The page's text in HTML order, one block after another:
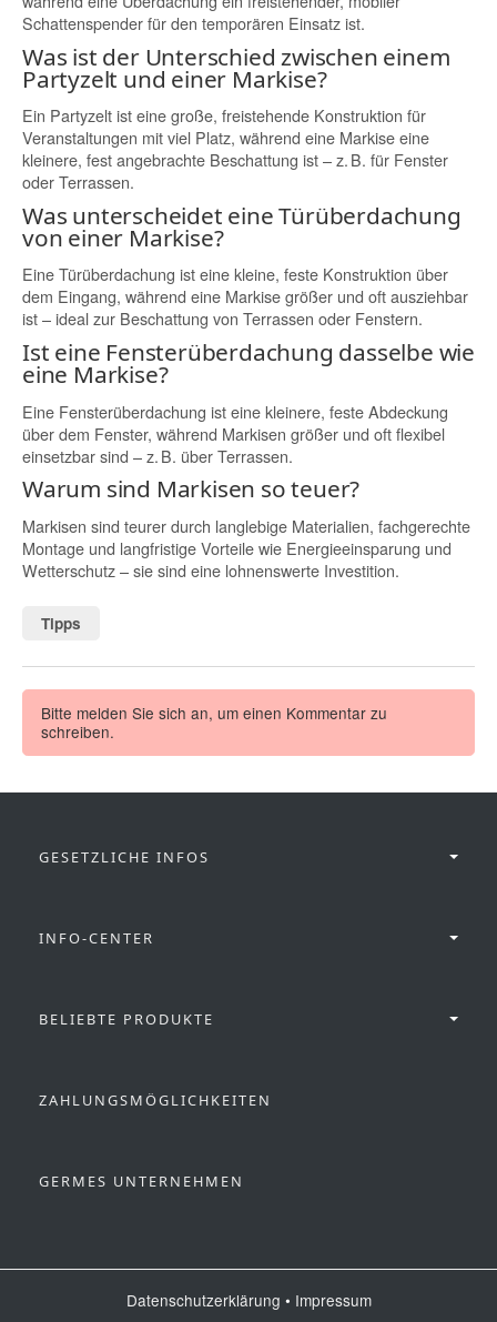
Schattenspender für den temporären Einsatz ist.
Was ist der Unterschied zwischen einem
Partyzelt und einer Markise?
Ein Partyzelt ist eine große, freistehende Konstruktion für
Veranstaltungen mit viel Platz, während eine Markise eine
kleinere, fest angebrachte Beschattung ist – z. B. für Fenster
oder Terrassen.
Was unterscheidet eine Türüberdachung
von einer Markise?
Eine Türüberdachung ist eine kleine, feste Konstruktion über
dem Eingang, während eine Markise größer und oft ausziehbar
ist – ideal zur Beschattung von Terrassen oder Fenstern.
Ist eine Fensterüberdachung dasselbe wie
eine Markise?
Eine Fensterüberdachung ist eine kleinere, feste Abdeckung
über dem Fenster, während Markisen größer und oft flexibel
einsetzbar sind – z. B. über Terrassen.
Warum sind Markisen so teuer?
Markisen sind teurer durch langlebige Materialien, fachgerechte
Montage und langfristige Vorteile wie Energieeinsparung und
Wetterschutz – sie sind eine lohnenswerte Investition.
Tipps
Bitte melden Sie sich an, um einen Kommentar zu
schreiben.
GESETZLICHE INFOS
INFO-CENTER
BELIEBTE PRODUKTE
ZAHLUNGSMÖGLICHKEITEN
GERMES UNTERNEHMEN
Datenschutzerklärung • Impressum